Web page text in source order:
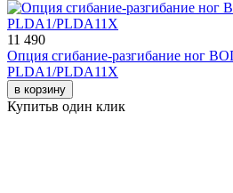
11 490
Опция сгибание-разгибание ног
PLDA1/PLDA11X
в корзину
Купитьв один клик